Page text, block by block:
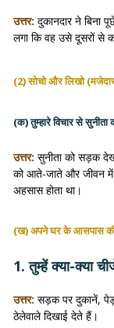
उत्तर: दुकानदार ने बिना
लगा कि वह उसे दूसरों से
(2) सोचो और लिखो (मजेदार
(क) तुम्हारे विचार से
उत्तर: सुनीता को सड़क
को आते-जाते और जीवन
अहसास होता था।
(ख) अपने घर के आसपास
1. तुम्हें क्या-क्या
उत्तर: सड़क पर दुकानें,
ठेलेवाले दिखाई देते हैं।